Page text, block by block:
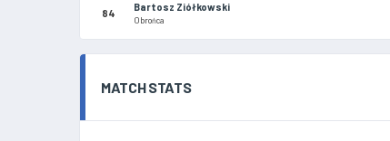
84
Bartosz Ziółkowski
Obrońca
MATCH STATS